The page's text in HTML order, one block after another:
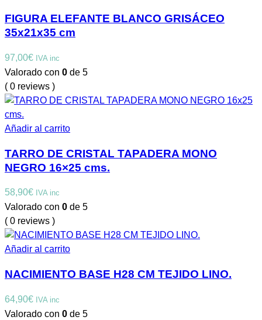
FIGURA ELEFANTE BLANCO GRISÁCEO
35x21x35 cm
97,00€ IVA inc
Valorado con 0 de 5
( 0 reviews )
Añadir al carrito
TARRO DE CRISTAL TAPADERA MONO
NEGRO 16×25 cms.
58,90€ IVA inc
Valorado con 0 de 5
( 0 reviews )
Añadir al carrito
NACIMIENTO BASE H28 CM TEJIDO LINO.
64,90€ IVA inc
Valorado con 0 de 5